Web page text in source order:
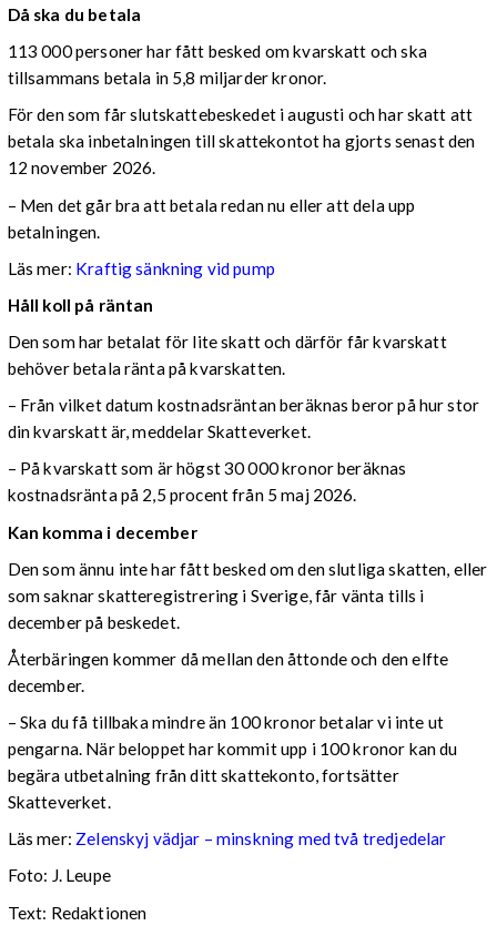
Då ska du betala
113 000 personer har fått besked om kvarskatt och ska
tillsammans betala in 5,8 miljarder kronor.
För den som får slutskattebeskedet i augusti och har skatt att
betala ska inbetalningen till skattekontot ha gjorts senast den
12 november 2026.
– Men det går bra att betala redan nu eller att dela upp
betalningen.
Läs mer: Kraftig sänkning vid pump
Håll koll på räntan
Den som har betalat för lite skatt och därför får kvarskatt
behöver betala ränta på kvarskatten.
– Från vilket datum kostnadsräntan beräknas beror på hur stor
din kvarskatt är, meddelar Skatteverket.
– På kvarskatt som är högst 30 000 kronor beräknas
kostnadsränta på 2,5 procent från 5 maj 2026.
Kan komma i december
Den som ännu inte har fått besked om den slutliga skatten, eller
som saknar skatteregistrering i Sverige, får vänta tills i
december på beskedet.
Återbäringen kommer då mellan den åttonde och den elfte
december.
– Ska du få tillbaka mindre än 100 kronor betalar vi inte ut
pengarna. När beloppet har kommit upp i 100 kronor kan du
begära utbetalning från ditt skattekonto, fortsätter
Skatteverket.
Läs mer: Zelenskyj vädjar – minskning med två tredjedelar
Foto: J. Leupe
Text: Redaktionen